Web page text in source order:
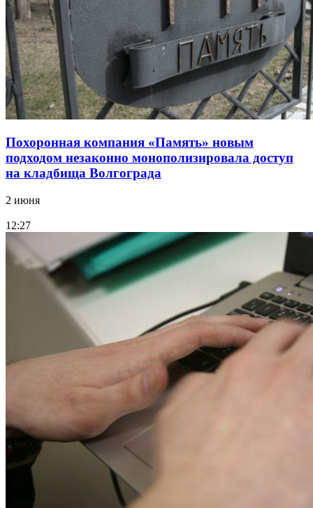
Похоронная компания «Память» новым
подходом незаконно монополизировала доступ
на кладбища Волгограда
2 июня
12:27